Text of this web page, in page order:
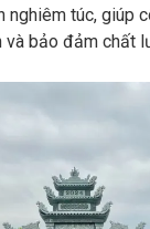
nghiêm túc, giúp
và bảo đảm chất